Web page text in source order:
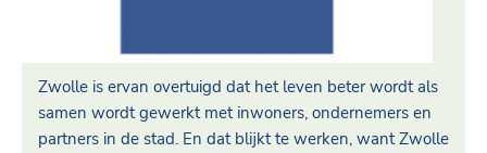
Zwolle is ervan overtuigd dat het leven beter wordt als
samen wordt gewerkt met inwoners, ondernemers en
partners in de stad. En dat blijkt te werken, want Zwolle